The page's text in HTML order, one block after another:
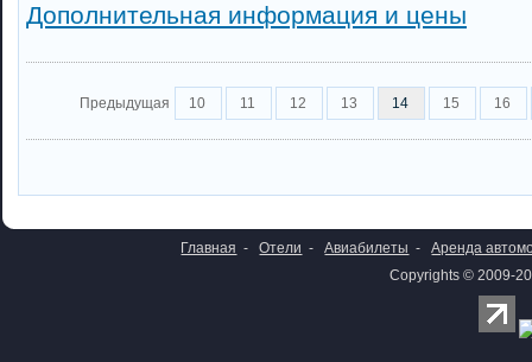
Дополнительная информация и цены
Предыдущая 10 11 12 13 14 15 16
Главная - Отели - Авиабилеты -
Аренда
Copyrights © 2009-